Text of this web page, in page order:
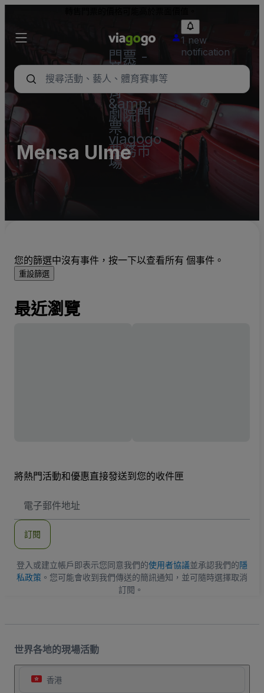
門票 -
音樂
會、體
育
&amp;
劇院門
票 |
viagogo
票務市
場
1 new
notification
Mensa Ulme
您的篩選中沒有事件，按一下以查看所有 個事件。
重設篩選
最近瀏覽
將熱門活動和優惠直接發送到您的收件匣
子
地
訂閱
登入或建立帳戶即表示您同意我們的使用者協議並承認我們的隱
私政策 。您可能會收到我們傳送的簡訊通知，並可隨時選擇取消
訂閱。
世界各地的現場活動
香港